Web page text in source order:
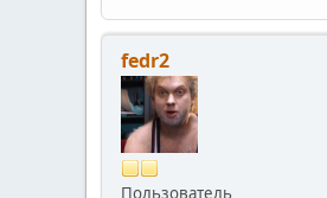
fedr2
Пользователь